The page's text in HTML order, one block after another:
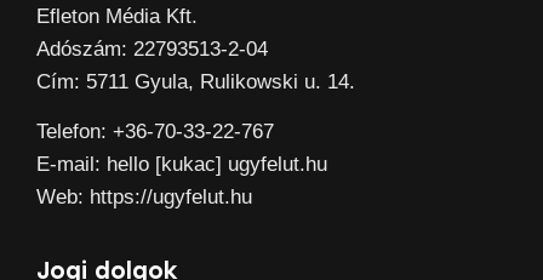
Efleton Média Kft.
Adószám: 22793513-2-04
Cím: 5711 Gyula, Rulikowski u. 14.
Telefon: +36-70-33-22-767
E-mail: hello [kukac] ugyfelut.hu
Web: https://ugyfelut.hu
Jogi dolgok